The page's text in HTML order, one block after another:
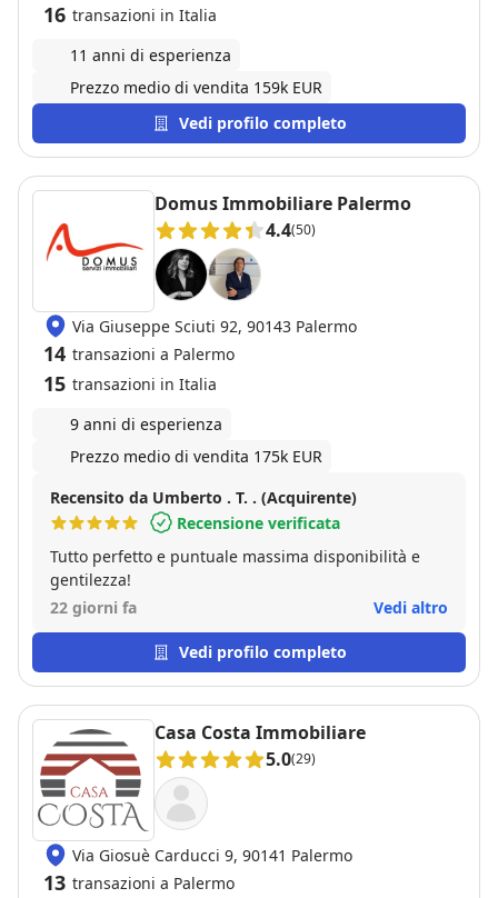
16 transazioni in Italia
11 anni di esperienza
Prezzo medio di vendita 159k EUR
Vedi profilo completo
Domus Immobiliare Palermo
4.4(50)
Via Giuseppe Sciuti 92, 90143 Palermo
14 transazioni a Palermo
15 transazioni in Italia
9 anni di esperienza
Prezzo medio di vendita 175k EUR
Recensito da Umberto . T. . (Acquirente)
Recensione verificata
Tutto perfetto e puntuale massima disponibilità e
gentilezza!
22 giorni fa
Vedi altro
Vedi profilo completo
Casa Costa Immobiliare
5.0(29)
Via Giosuè Carducci 9, 90141 Palermo
13 transazioni a Palermo